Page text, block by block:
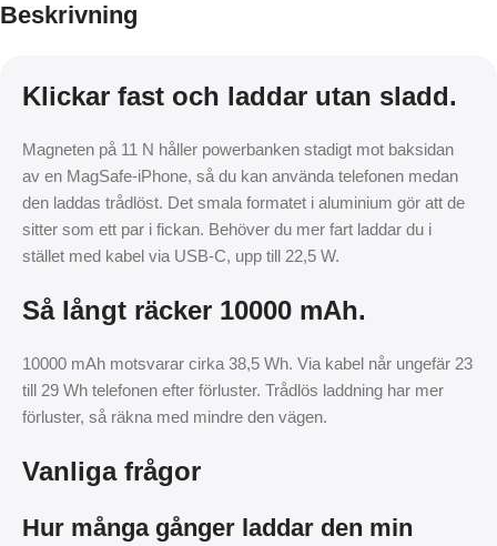
Beskrivning
Klickar fast och laddar utan sladd.
Magneten på 11 N håller powerbanken stadigt mot baksidan
av en MagSafe-iPhone, så du kan använda telefonen medan
den laddas trådlöst. Det smala formatet i aluminium gör att de
sitter som ett par i fickan. Behöver du mer fart laddar du i
stället med kabel via USB-C, upp till 22,5 W.
Så långt räcker 10000 mAh.
10000 mAh motsvarar cirka 38,5 Wh. Via kabel når ungefär 23
till 29 Wh telefonen efter förluster. Trådlös laddning har mer
förluster, så räkna med mindre den vägen.
Vanliga frågor
Hur många gånger laddar den min